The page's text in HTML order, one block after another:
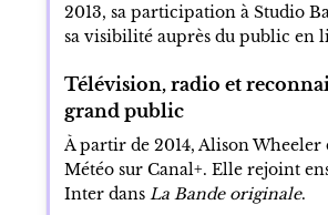
2013, sa participation à Studio
sa visibilité auprès du public en
Télévision, radio et
grand public
À partir de 2014, Alison Wheeler
Météo sur Canal+. Elle rejoint
Inter dans La Bande originale.